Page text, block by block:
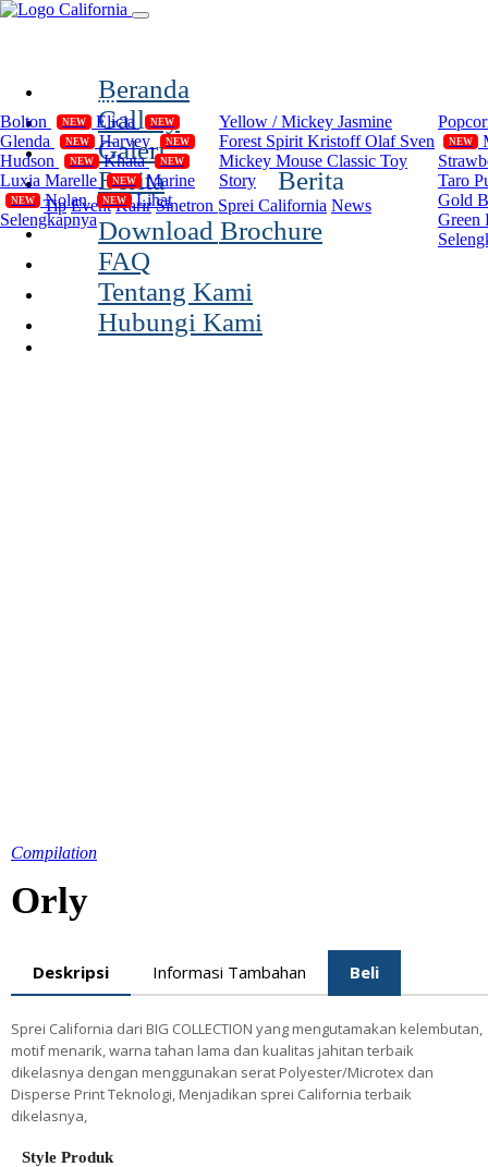
Beranda
Gallery
Galeri
Compilation
Bolton
NEW Elicia NEW
Glenda NEW Harvey NEW
Hudson NEW Khata NEW
Luxia Marelle NEW Marine
NEW Nolan NEW
Lihat
Selengkapnya
Yellow / Mickey Jasmine
Forest Spirit Kristoff Olaf Sven
Mickey Mouse Classic Toy
Story
NEW
Taro
Gold
Green
Berita Berita
Tip Event Karir Sinetron Sprei California News
Download Brochure
FAQ
Tentang Kami
Hubungi Kami
Compilation
Orly
Deskripsi Informasi Tambahan Beli
Sprei California dari BIG COLLECTION yang mengutamakan kelembutan,
motif menarik, warna tahan lama dan kualitas jahitan terbaik
dikelasnya dengan menggunakan serat Polyester/Microtex dan
Disperse Print Teknologi, Menjadikan sprei California terbaik
dikelasnya,
Style Produk